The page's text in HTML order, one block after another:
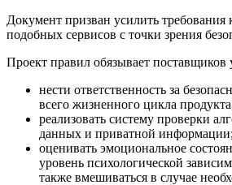
Документ призван усилить требования
подобных сервисов с точки зрения
Проект правил обязывает поставщиков
нести ответственность за
всего жизненного цикла
реализовать систему проверки
данных и приватной информации;
оценивать эмоциональное
уровень психологической
также вмешиваться в случае